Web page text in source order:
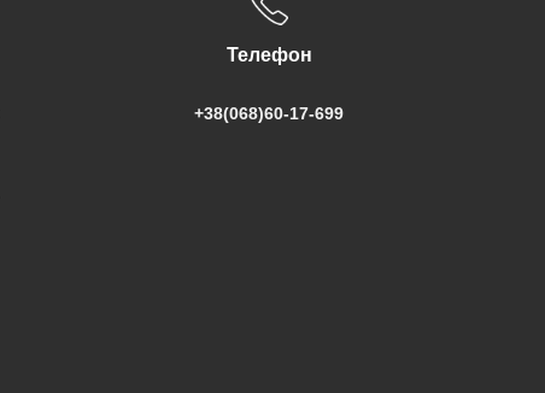
Телефон
+38(068)60-17-699